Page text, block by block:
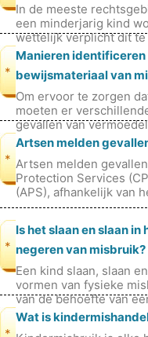
In de meeste
een minderjarig kind
wettelijk verplicht dit
*
Manieren
bewijsmateriaal van
Om ervoor te zorgen
moeten er
gevallen van
Isoleer de locat
*
Artsen melden
Artsen melden
Protection Services
(APS), afhankelijk van
wordt getroffen. Arts
*
Is het slaan en slaan
negeren van misbruik?
Een kind slaan, slaan
vormen van fysieke
van de behoefte van
en bescherming oo
*
Wat is